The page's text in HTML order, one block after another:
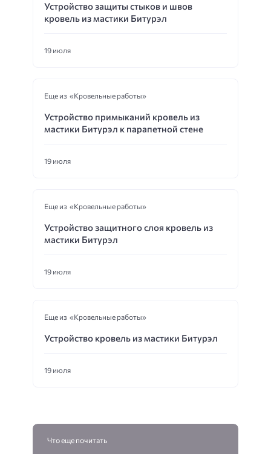
Устройство защиты стыков и швов
кровель из мастики Битурэл
19 июля
Еще из «Кровельные работы»
Устройство примыканий кровель из
мастики Битурэл к парапетной стене
19 июля
Еще из «Кровельные работы»
Устройство защитного слоя кровель из
мастики Битурэл
19 июля
Еще из «Кровельные работы»
Устройство кровель из мастики Битурэл
19 июля
Что еще почитать